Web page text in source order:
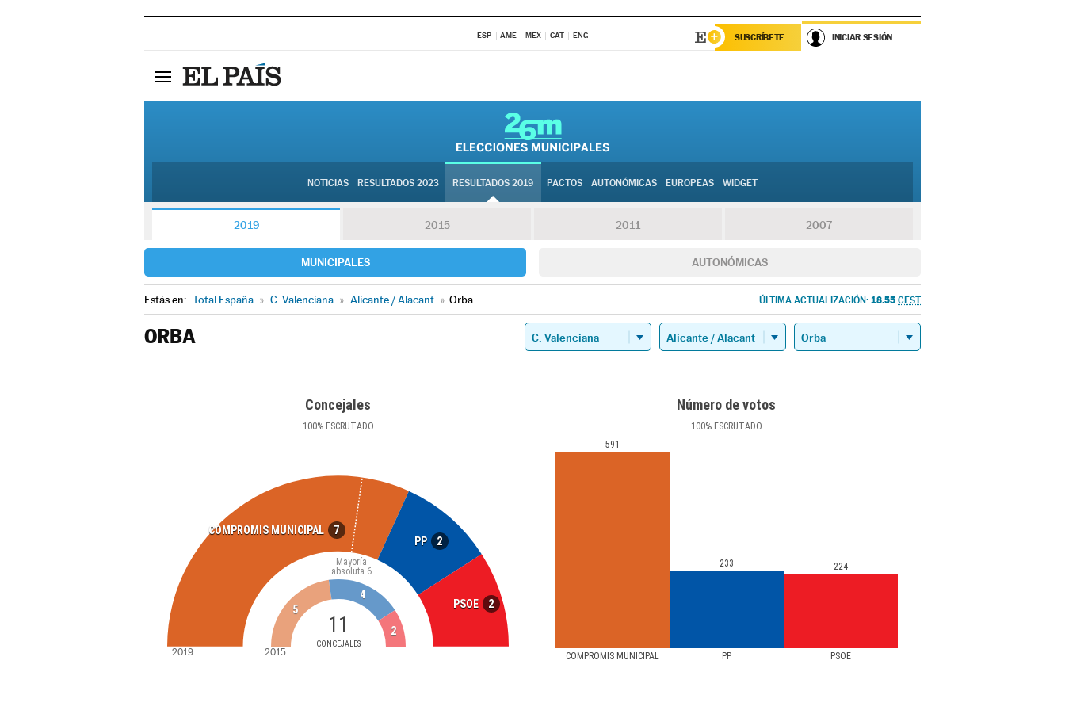
ESP AME MEX CAT ENG SUSCRÍBETE INICIAR SESIÓN
NOTICIAS RESULTADOS 2023 RESULTADOS 2019 PACTOS AUTONÓMICAS EUROPEAS WIDGET
2019 2015 2011 2007
MUNICIPALES AUTONÓMICAS
Estás en: Total España » C. Valenciana » Alicante / Alacant » Orba ÚLTIMA ACTUALIZACIÓN: 18.55 CEST
ORBA
Concejales
100%ESCRUTADO
COMPROMIS MUNICIPAL 7
PP 2
PSOE 2
11
CONCEJALES
Mayoría
absoluta 6
5
4
2
2019 2015
Número de votos
100%ESCRUTADO
COMPROMIS MUNICIPAL PP PSOE
591
233 224